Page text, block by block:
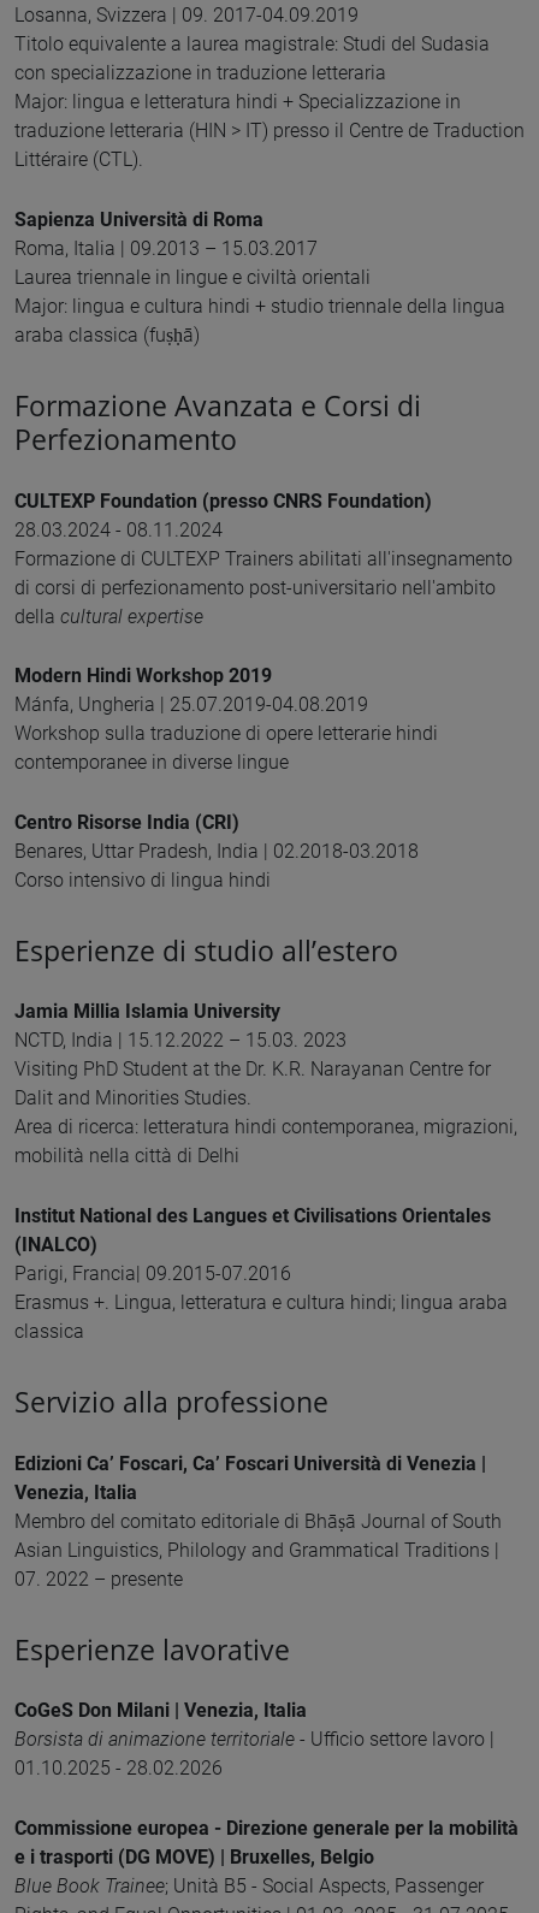
Losanna, Svizzera | 09. 2017-04.09.2019
Titolo equivalente a laurea magistrale: Studi del Sudasia
con specializzazione in traduzione letteraria
Major: lingua e letteratura hindi + Specializzazione in
traduzione letteraria (HIN > IT) presso il Centre de Traduction
Littéraire (CTL).
Sapienza Università di Roma
Roma, Italia | 09.2013 – 15.03.2017
Laurea triennale in lingue e civiltà orientali
Major: lingua e cultura hindi + studio triennale della lingua
araba classica (fuṣḥā)
Formazione Avanzata e Corsi di
Perfezionamento
CULTEXP Foundation (presso CNRS Foundation)
28.03.2024 - 08.11.2024
Formazione di CULTEXP Trainers abilitati all'insegnamento
di corsi di perfezionamento post-universitario nell'ambito
della cultural expertise
Modern Hindi Workshop 2019
Mánfa, Ungheria | 25.07.2019-04.08.2019
Workshop sulla traduzione di opere letterarie hindi
contemporanee in diverse lingue
Centro Risorse India (CRI)
Benares, Uttar Pradesh, India | 02.2018-03.2018
Corso intensivo di lingua hindi
Esperienze di studio all’estero
Jamia Millia Islamia University
NCTD, India | 15.12.2022 – 15.03. 2023
Visiting PhD Student at the Dr. K.R. Narayanan Centre for
Dalit and Minorities Studies.
Area di ricerca: letteratura hindi contemporanea, migrazioni,
mobilità nella città di Delhi
Institut National des Langues et Civilisations Orientales
(INALCO)
Parigi, Francia| 09.2015-07.2016
Erasmus +. Lingua, letteratura e cultura hindi; lingua araba
classica
Servizio alla professione
Edizioni Ca’ Foscari, Ca’ Foscari Università di Venezia |
Venezia, Italia
Membro del comitato editoriale di Bhāṣā Journal of South
Asian Linguistics, Philology and Grammatical Traditions |
07. 2022 – presente
Esperienze lavorative
CoGeS Don Milani | Venezia, Italia
Borsista di animazione territoriale - Ufficio settore lavoro |
01.10.2025 - 28.02.2026
Commissione europea - Direzione generale per la mobilità
e i trasporti (DG MOVE) | Bruxelles, Belgio
Blue Book Trainee; Unità B5 - Social Aspects, Passenger